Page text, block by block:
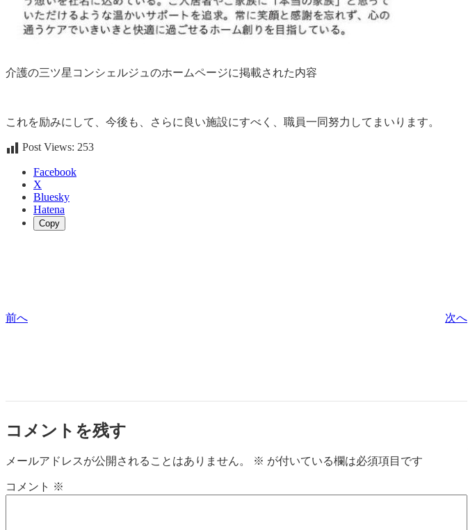
介護の三ツ星コンシェルジュのホームページに掲載された内容
これを励みにして、今後も、さらに良い施設にすべく、職員一同努力してまいります。
Post Views: 253
Facebook
X
Bluesky
Hatena
Copy
前へ 次へ
コメントを残す
メールアドレスが公開されることはありません。 ※ が付いている欄は必須項目です
コメント ※